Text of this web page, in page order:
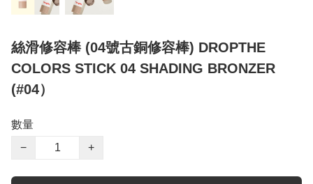
絲滑修容棒 (04號古銅修容棒) DROPTHE
COLORS STICK 04 SHADING BRONZER
(#04）
數量
−
+